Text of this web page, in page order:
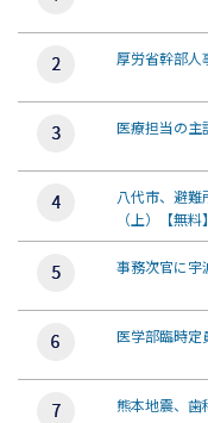
厚労省幹部人
医療担当の
八代市、避
（上）【無料】
事務次官に
医学部臨時定
熊本地震、